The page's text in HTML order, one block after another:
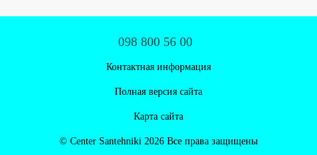
098 800 56 00
Контактная информация
Полная версия сайта
Карта сайта
© Centеr Santehniki 2026 Все права защищены